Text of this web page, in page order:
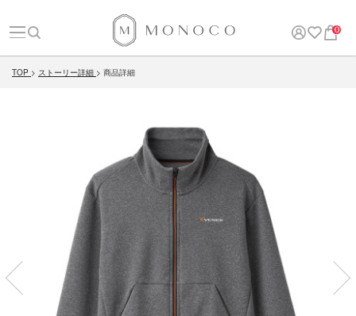
0
TOP ストーリー詳細 商品詳細